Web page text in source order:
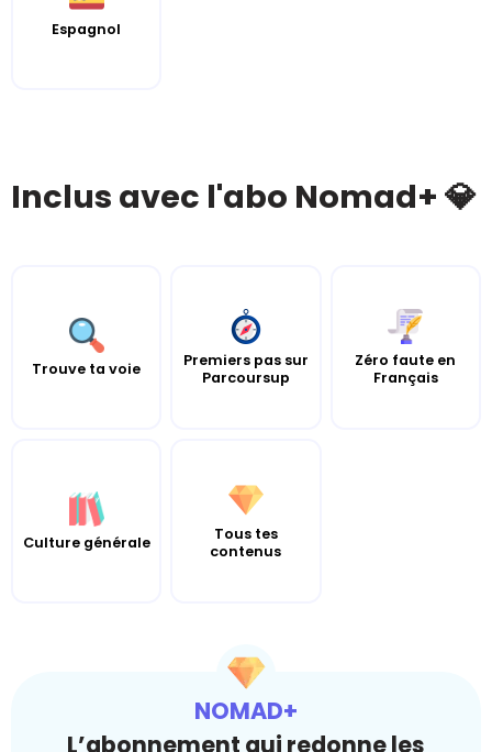
Espagnol
Inclus avec l'abo Nomad+ 💎
Trouve ta voie
Premiers pas sur
Parcoursup
Zéro faute en
Français
Culture générale
Tous tes
contenus
NOMAD+
L’abonnement qui redonne les